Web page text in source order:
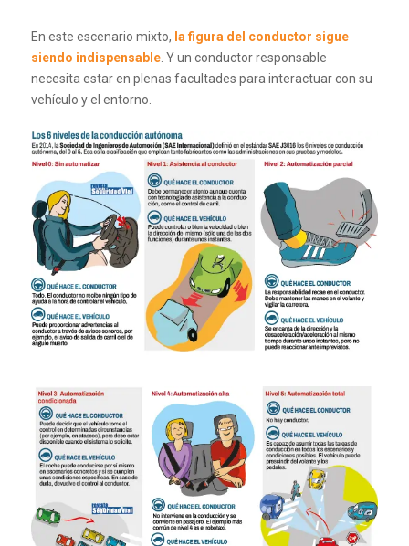
En este escenario mixto, la figura del conductor sigue
siendo indispensable. Y un conductor responsable
necesita estar en plenas facultades para interactuar con su
vehículo y el entorno.